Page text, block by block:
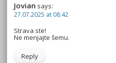
Jovian says:
27.07.2025 at 08:42
Strava ste!
Ne menjajte šemu.
Reply